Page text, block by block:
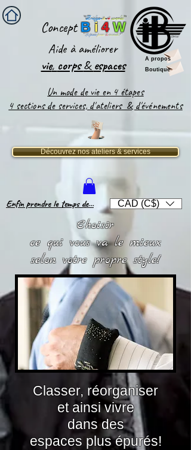
''Le pontpour le monde!''
ConceptB i 4 W
''Bridge-it-4world''
Aide à améliorer
vie, corps&espaces​
A propos
Boutique
Un mode de vie en 4 étapes
4 sections de services, d'ateliers & d'événements
CAD (C$)
Enfin prendre le temps de...
Découvrez nos ateliers & services
Choisir
ce qui vous va le mieux
selon votre propre style!
Classer, réorganiser
et ainsi vivre
dans des
espaces plus épurés!